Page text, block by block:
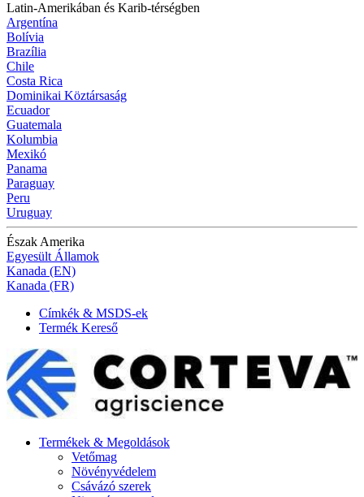
Latin-Amerikában és Karib-térségben
Argentína
Bolívia
Brazília
Chile
Costa Rica
Dominikai Köztársaság
Ecuador
Guatemala
Kolumbia
Mexikó
Panama
Paraguay
Peru
Uruguay
Észak Amerika
Egyesült Államok
Kanada (EN)
Kanada (FR)
Címkék & MSDS-ek
Termék Kereső
Termékek & Megoldások
Vetőmag
Növényvédelem
Csávázó szerek